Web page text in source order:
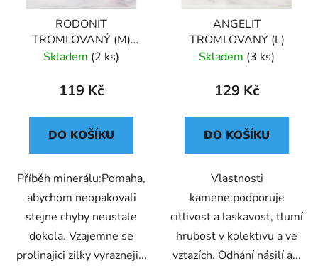
RODONIT
TROMLOVANÝ (M)
PERU
Skladem (2 ks)
119 Kč
DO KOŠÍKU
Příběh minerálu:Pomaha,
abychom neopakovali
stejne chyby neustale
dokola. Vzajemne se
prolinajici zilky vyrazneji...
ANGELIT
TROMLOVANÝ (L)
Skladem (3 ks)
129 Kč
DO KOŠÍKU
Vlastnosti
kamene:podporuje
citlivost a laskavost, tlumí
hrubost v kolektivu a ve
vztazích. Odhání násilí a...